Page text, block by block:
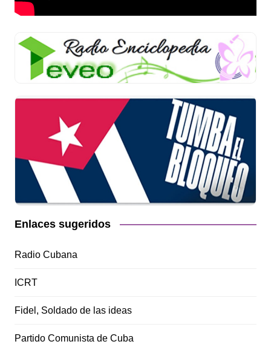
Enlaces sugeridos
Radio Cubana
ICRT
Fidel, Soldado de las ideas
Partido Comunista de Cuba